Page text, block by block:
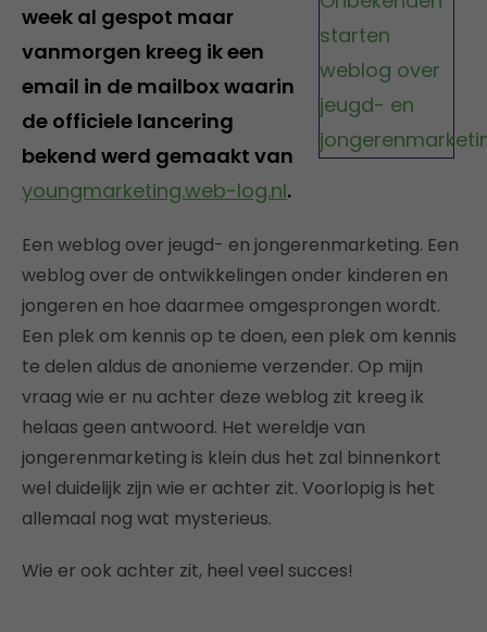
week al gespot maar
vanmorgen kreeg ik een
email in de mailbox waarin
de officiele lancering
bekend werd gemaakt van
youngmarketing.web-log.nl.
Een weblog over jeugd- en jongerenmarketing. Een
weblog over de ontwikkelingen onder kinderen en
jongeren en hoe daarmee omgesprongen wordt.
Een plek om kennis op te doen, een plek om kennis
te delen aldus de anonieme verzender. Op mijn
vraag wie er nu achter deze weblog zit kreeg ik
helaas geen antwoord. Het wereldje van
jongerenmarketing is klein dus het zal binnenkort
wel duidelijk zijn wie er achter zit. Voorlopig is het
allemaal nog wat mysterieus.
Wie er ook achter zit, heel veel succes!